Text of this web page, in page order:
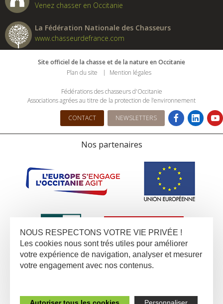
Venez chasser en Occitanie
La Fédération Nationale des Chasseurs
www.chasseurdefrance.com
Site officiel de la chasse et de la nature en Occitanie
Plan du site
Mention légales
Fédérations des chasseurs d'Occitanie
Associations agrées au titre de la protection de l’environnement
CONTACT NEWSLETTERS
Nos partenaires
NOUS RESPECTONS VOTRE VIE PRIVÉE !
Les cookies nous sont trés utiles pour améliorer
votre expérience de navigation, analyser et mesurer
votre engagement avec nos contenus.